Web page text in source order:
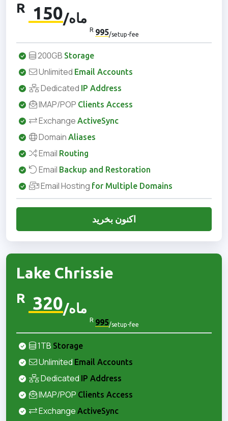
R 150 /ماه
R 995/setup-fee
200GB Storage
Unlimited Email Accounts
Dedicated IP Address
IMAP/POP Clients Access
Exchange ActiveSync
Domain Aliases
Email Routing
Email Backup and Restoration
Email Hosting for Multiple Domains
اکنون بخرید
Lake Chrissie
R 320 /ماه
R 995/setup-fee
1TB Storage
Unlimited Email Accounts
Dedicated IP Address
IMAP/POP Clients Access
Exchange ActiveSync